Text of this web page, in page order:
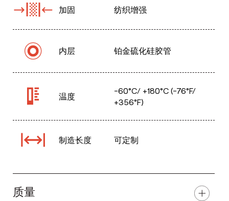
加固 纺织增强
内层 铂金硫化硅胶管
温度
-60°C/ +180°C (-76°F/
+356°F)
制造长度 可定制
质量